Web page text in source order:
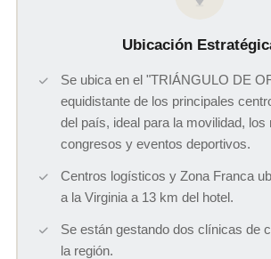
Ubicación
Se ubica en el "TRIÁNGULO DE
equidistante de los principales
del país, ideal para la movilidad, los
congresos y eventos deportivos.
Centros logísticos y Zona Franca
a la Virginia a 13 km del hotel.
Se están gestando dos clínicas de
la región.